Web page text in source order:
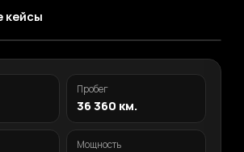
кейсы
Пробег
36 360 км.
Мощность